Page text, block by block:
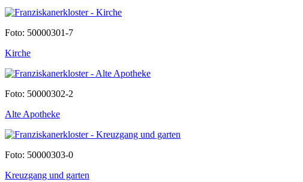
Foto: 50000301-7
Kirche
Foto: 50000302-2
Alte Apotheke
Foto: 50000303-0
Kreuzgang und garten